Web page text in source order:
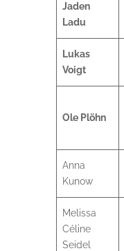
Jaden
Ladu
Lukas
Voigt
Ole Plöhn
Anna
Kunow
Melissa
Céline
Seidel